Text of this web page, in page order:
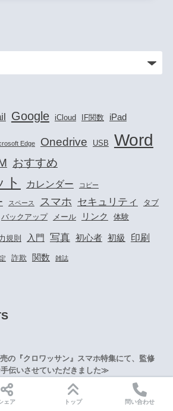
Google iCloud IF関数 iPad
Edge Onedrive USB Word
おすすめ
カレンダー コピー
スペース スマホ セキュリティ タブ
バックアップ メール リンク 体験
規則 入門 写真 初心者 初級 印刷
詐欺 関数 雑誌
の『クロワッサン』スマホ特集にて、監修
手伝いさせていただきました≫
ェア トップ 問い合わせ